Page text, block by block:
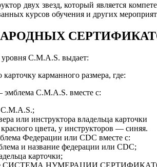
двух звезд, который является
курсов обучения и других
C.M.A.S. выдает:
карманного размера, где:
C.M.A.S. вместе с:
или инструктора владельца карточки
цвета, у инструкторов — синяя.
Федерации или CDC вместе с:
и название федерации или CDC;
карточки;